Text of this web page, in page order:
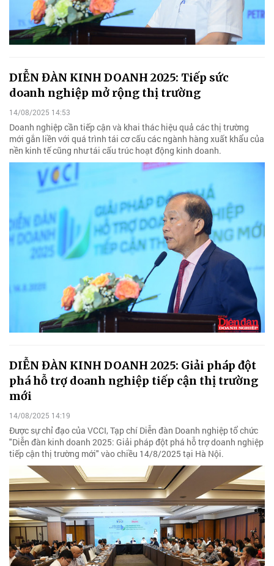
DIỄN ĐÀN KINH DOANH 2025: Tiếp sức
doanh nghiệp mở rộng thị trường
14/08/2025 14:53
Doanh nghiệp cần tiếp cận và khai thác hiệu quả các thị trường
mới gắn liền với quá trình tái cơ cấu các ngành hàng xuất khẩu của
nền kinh tế cũng như tái cấu trúc hoạt động kinh doanh.
DIỄN ĐÀN KINH DOANH 2025: Giải pháp đột
phá hỗ trợ doanh nghiệp tiếp cận thị trường
mới
14/08/2025 14:19
Được sự chỉ đạo của VCCI, Tạp chí Diễn đàn Doanh nghiệp tổ chức
"Diễn đàn kinh doanh 2025: Giải pháp đột phá hỗ trợ doanh nghiệp
tiếp cận thị trường mới" vào chiều 14/8/2025 tại Hà Nội.